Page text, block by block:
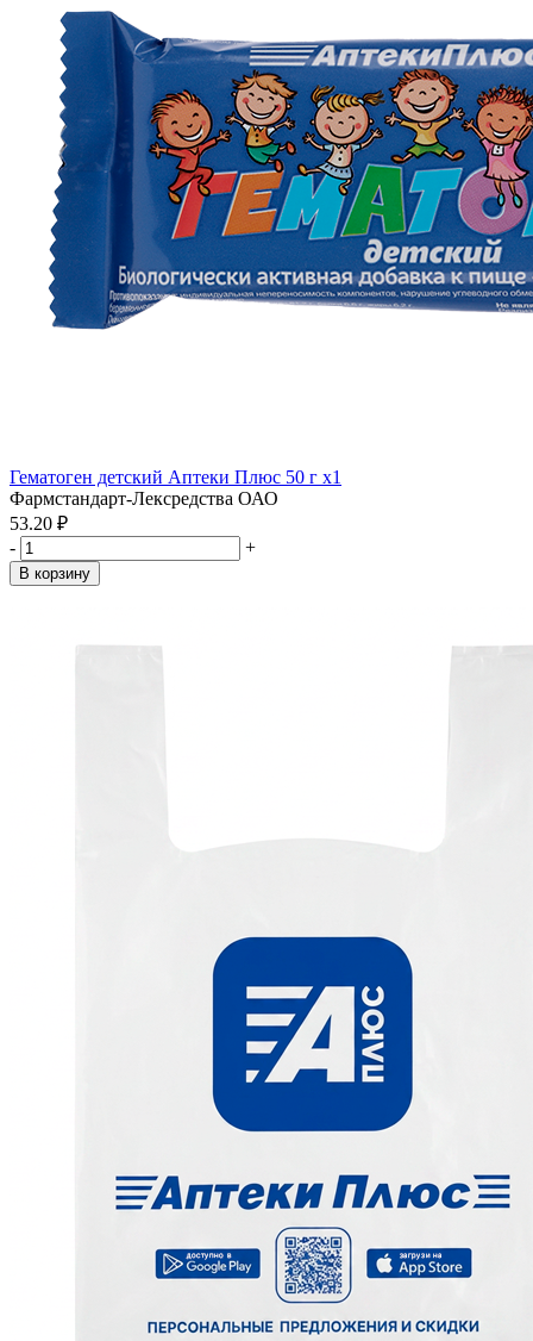
Гематоген детский Аптеки Плюс 50 г x1
Фармстандарт-Лексредства ОАО
53.20 ₽
-
+
В корзину